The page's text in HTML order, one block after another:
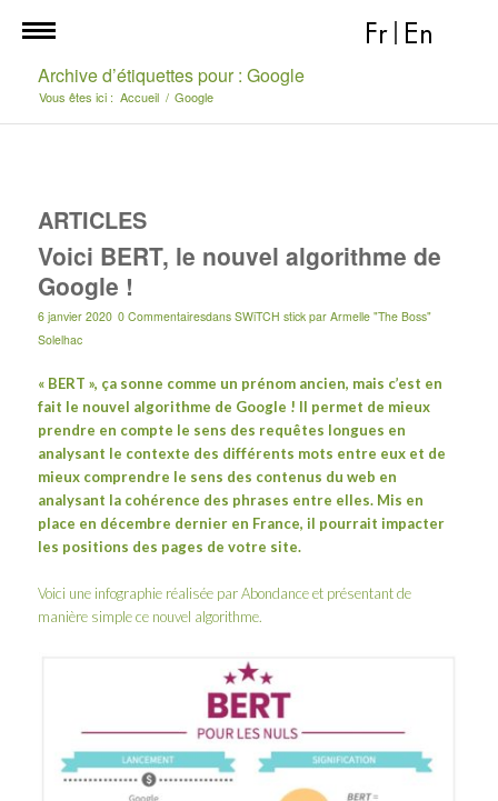
Fr En
Archive d’étiquettes pour : Google
Vous êtes ici : Accueil / Google
ARTICLES
Voici BERT, le nouvel algorithme de
Google !
6 janvier 2020 0 Commentairesdans SWiTCH stick par Armelle "The Boss"
Solelhac
« BERT », ça sonne comme un prénom ancien, mais c’est en
fait le nouvel algorithme de Google ! Il permet de mieux
prendre en compte le sens des requêtes longues en
analysant le contexte des différents mots entre eux et de
mieux comprendre le sens des contenus du web en
analysant la cohérence des phrases entre elles. Mis en
place en décembre dernier en France, il pourrait impacter
les positions des pages de votre site.
Voici une infographie réalisée parAbondanceet présentant de
manière simple ce nouvel algorithme.